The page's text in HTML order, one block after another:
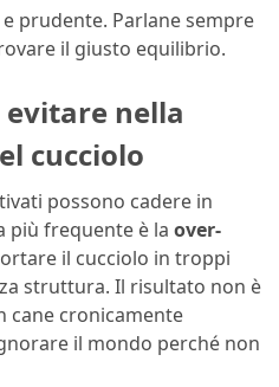
prudente. Parlane sempre
il giusto equilibrio.
nella
cucciolo
possono cadere in
più frequente è la over-
il cucciolo in troppi
struttura. Il risultato non è
cane cronicamente
il mondo perché non